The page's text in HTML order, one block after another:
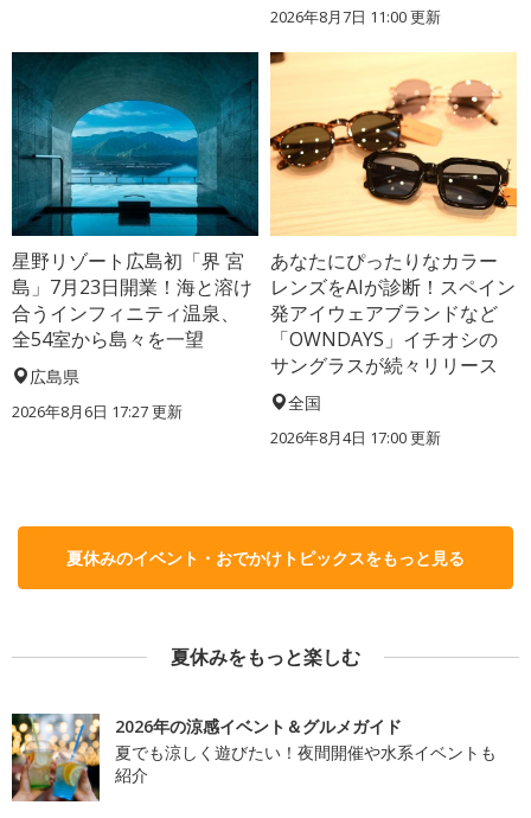
2026年8月7日 11:00更新
星野リゾート広島初「界 宮
島」7月23日開業！海と溶け
合うインフィニティ温泉、
全54室から島々を一望
広島県
2026年8月6日 17:27更新
あなたにぴったりなカラー
レンズをAIが診断！スペイン
発アイウェアブランドなど
「OWNDAYS」イチオシの
サングラスが続々リリース
全国
2026年8月4日 17:00更新
夏休みのイベント・おでかけトピックスをもっと見る
夏休みをもっと楽しむ
2026年の涼感イベント＆グルメガイド
夏でも涼しく遊びたい！夜間開催や水系イベントも
紹介